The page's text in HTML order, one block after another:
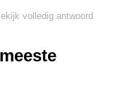
volledig antwoord